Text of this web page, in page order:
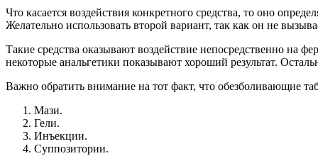
Что касается воздействия конкретного средства, то оно
Желательно использовать второй вариант, так как он не
Такие средства оказывают воздействие непосредственно на
некоторые анальгетики показывают хороший результат.
Важно обратить внимание на тот факт, что обезболивающие
Мази.
Гели.
Инъекции.
Суппозитории.